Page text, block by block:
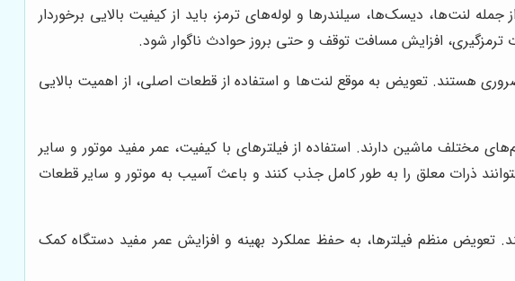
لنت‌ها، دیسک‌ها، سیلندرها و لوله‌های ترمز، باید از کیفیت بالایی برخوردار
ترمزگیری، افزایش مسافت توقف و حتی بروز حوادث ناگوار شود.
هستند. تعویض به موقع لنت‌ها و استفاده از قطعات اصلی، از اهمیت بالایی
مختلف ماشین دارند. استفاده از فیلترهای با کیفیت، عمر مفید موتور و سایر
ذرات معلق را به طور کامل جذب کنند و باعث آسیب به موتور و سایر قطعات
تعویض منظم فیلترها، به حفظ عملکرد بهینه و افزایش عمر مفید دستگاه کمک